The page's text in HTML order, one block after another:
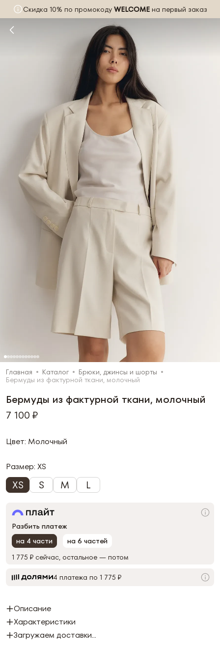
Скидка 10% по промокоду WELCOME на первый заказ
Главная Каталог
Брюки, джинсы и шорты
Бермуды из фактурной ткани, молочный
Бермуды из фактурной ткани, молочный
7 100 ₽
Цвет: Молочный
Размер: XS
XS S M L
Разбить платеж
на 4 части
на 6 частей
1 775 ₽ сейчас, остальное — потом
4 платежа по 1 775 ₽
Описание
Характеристики
Загружаем доставки...